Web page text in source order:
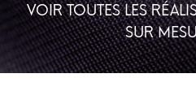
VOIR TOUTES LES
SUR